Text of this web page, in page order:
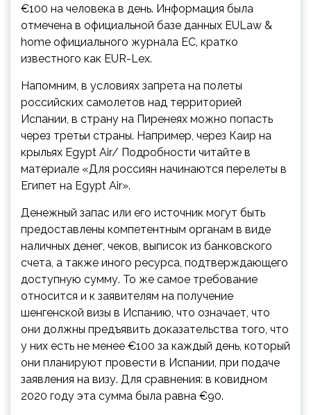
€100 на человека в день. Информация была
отмечена в официальной базе данных EULaw &
home официального журнала ЕС, кратко
известного как EUR-Lex.
Напомним, в условиях запрета на полеты
российских самолетов над территорией
Испании, в страну на Пиренеях можно попасть
через третьи страны. Например, через Каир на
крыльях Egypt Air/ Подробности читайте в
материале «Для россиян начинаются перелеты в
Египет на Egypt Air».
Денежный запас или его источник могут быть
предоставлены компетентным органам в виде
наличных денег, чеков, выписок из банковского
счета, а также иного ресурса, подтверждающего
доступную сумму. То же самое требование
относится и к заявителям на получение
шенгенской визы в Испанию, что означает, что
они должны предъявить доказательства того, что
у них есть не менее €100 за каждый день, который
они планируют провести в Испании, при подаче
заявления на визу. Для сравнения: в ковидном
2020 году эта сумма была равна €90.